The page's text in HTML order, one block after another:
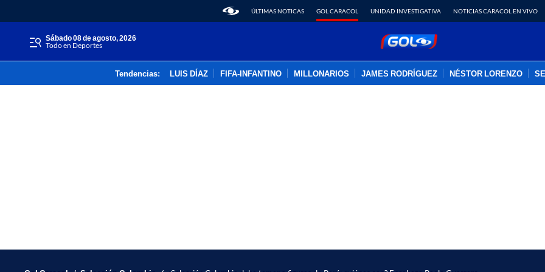
ÚLTIMAS NOTICAS GOL CARACOL UNIDAD INVESTIGATIVA NOTICIAS CARACOL EN VIVO
sábado 08 de agosto, 2026
Todo en Deportes
Tendencias: LUIS DÍAZ FIFA-INFANTINO MILLONARIOS JAMES RODRÍGUEZ NÉSTOR LORENZO